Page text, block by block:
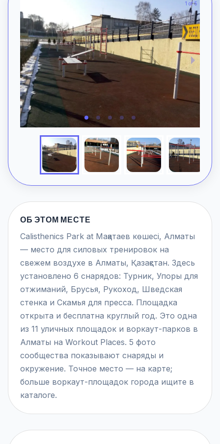
1 of 5
ОБ ЭТОМ МЕСТЕ
Calisthenics Park at Мақатаев көшесі, Алматы
— место для силовых тренировок на
свежем воздухе в Алматы, Қазақстан. Здесь
установлено 6 снарядов: Турник, Упоры для
отжиманий, Брусья, Рукоход, Шведская
стенка и Скамья для пресса. Площадка
открыта и бесплатна круглый год. Это одна
из 11 уличных площадок и воркаут-парков в
Алматы на Workout Places. 5 фото
сообщества показывают снаряды и
окружение. Точное место — на карте;
больше воркаут-площадок города ищите в
каталоге.